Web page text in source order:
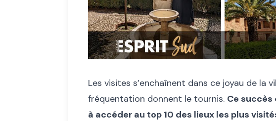
Les visites s’enchaînent dans ce joyau de la
fréquentation donnent le tournis. Ce
à accéder au top 10 des lieux les plus